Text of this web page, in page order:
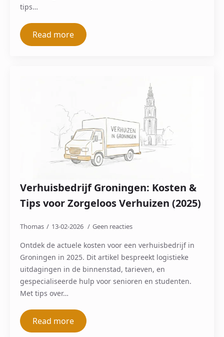
tips…
Read more
Verhuisbedrijf Groningen: Kosten &
Tips voor Zorgeloos Verhuizen (2025)
Thomas 13-02-2026 Geen reacties
Ontdek de actuele kosten voor een verhuisbedrijf in
Groningen in 2025. Dit artikel bespreekt logistieke
uitdagingen in de binnenstad, tarieven, en
gespecialiseerde hulp voor senioren en studenten.
Met tips over…
Read more